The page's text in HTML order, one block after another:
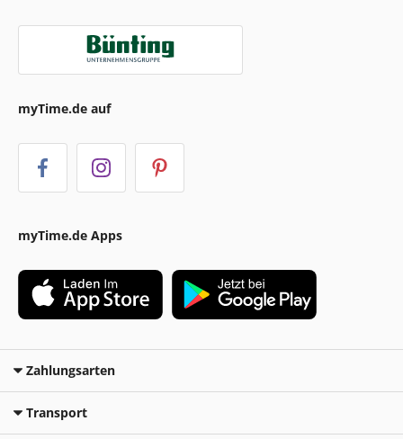
myTime.de auf
myTime.de Apps
Zahlungsarten
Transport